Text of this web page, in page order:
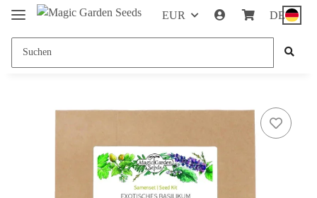
EUR DE